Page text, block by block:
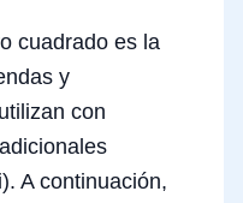
cuadrado es la
y
con
A continuación,